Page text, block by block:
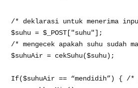
/* deklarasi untuk menerima
$suhu = $_POST["suhu"];
/* mengecek apakah suhu
$suhuAir = cekSuhu($suhu);
If($suhuAir == “mendidih”) { /